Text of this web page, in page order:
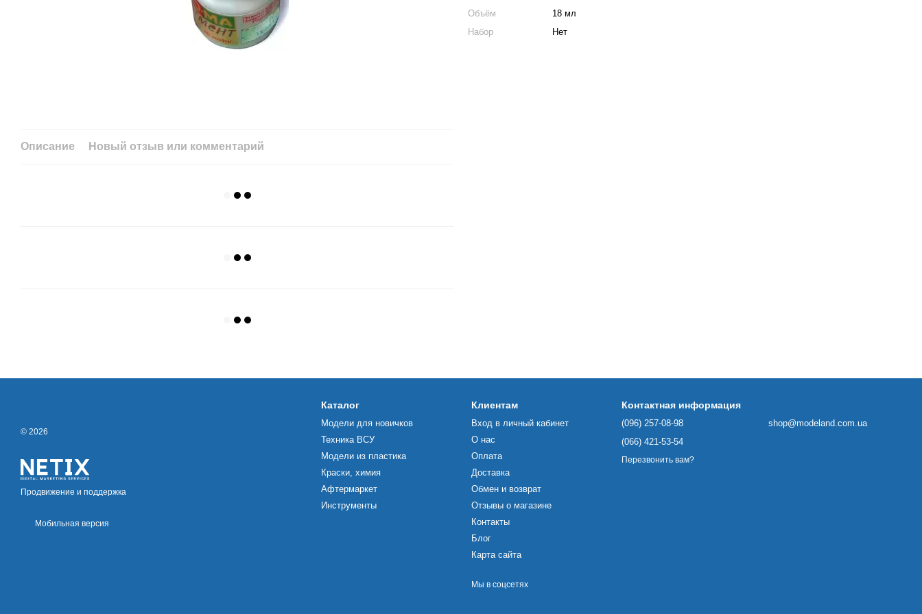
Описание Новый отзыв или комментарий
Объём
18 мл
Набор
Нет
© 2026
Продвижение и поддержка
Мобильная версия
Каталог
Модели для новичков
Техника ВСУ
Модели из пластика
Краски, химия
Афтермаркет
Инструменты
Клиентам
Вход в личный кабинет
О нас
Оплата
Доставка
Обмен и возврат
Отзывы о магазине
Контакты
Блог
Карта сайта
Мы в соцсетях
Контактная информация
(096) 257-08-98
(066) 421-53-54
Перезвонить вам?
shop@modeland.com.ua